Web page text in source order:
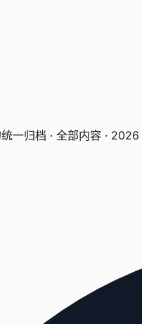
一归档 · 全部内容 · 2026